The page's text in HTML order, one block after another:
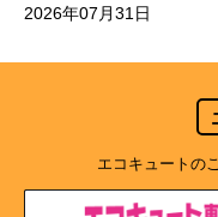
2026年07月31日
エコキュートの